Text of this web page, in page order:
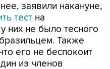
заявили накануне,
тест на
них не было тесного
Также
его не беспокоит
из членов